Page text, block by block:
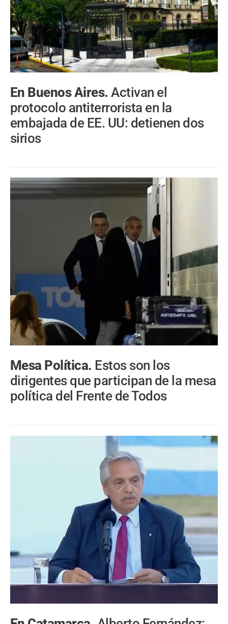
En Buenos Aires.Activan el
protocolo antiterrorista en la
embajada de EE. UU: detienen dos
sirios
Mesa Política. Estos son los
dirigentes que participan de la mesa
política del Frente de Todos